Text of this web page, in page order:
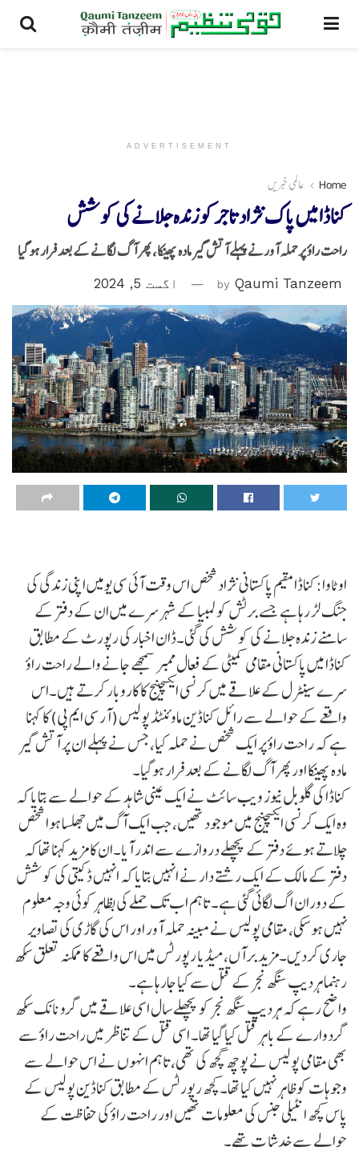
ADVERTISEMENT
Home عالمی خبریں
کناڈا میں پاک نژاد تاجرکو زندہ جلانے کی کوشش
راحت راؤ پرحملہ آورنے پہلے آتش گیر مادہ پھینکا، پھر آگ لگانے کے بعد فرار ہوگیا
by Qaumi Tanzeem اگست 5, 2024
اوٹاوا:کناڈا مقیم پاکستانی نژاد شخص اس وقت آئی سی یومیں اپنی زندگی کی
جنگ لڑ رہا ہے جسے برٹش کولمبیا کے شہر سرے میں ان کے دفتر کے
سامنے زندہ جلانے کی کوشش کی گئی۔ڈان اخبار کی رپورٹ کے مطابق
کناڈا میں پاکستانی مقامی کمیٹی کے فعال ممبر سمجھے جانے والے راحت راؤ
سرے سینٹرل کے علاقے میں کرنسی ایکسچینج کا کاروبار کرتے ہیں۔اس
واقعے کے حوالے سے رائل کناڈین ماوئنٹڈ پولیس (آر سی ایم پی) کا کہنا
ہے کہ راحت راؤ پر ایک شخص نے حملہ کیا، جس نے پہلے ان پر آتش گیر
مادہ پھینکا اور پھر آگ لگانے کے بعد فرار ہوگیا۔
کناڈا کی گلوبل نیوز ویب سائٹ نے ایک عینی شاہد کے حوالے سے بتایا کہ
وہ ایک کرنسی ایکسچینج میں موجود تھیں، جب ایک آگ میں جھلسا ہوا شخص
چلاتے ہوئے دفتر کے پچھلے دروازے سے اندر آیا۔ان کا مزید کہنا تھا کہ
دفتر کے مالک کے ایک رشتے دار نے انہیں بتایا کہ انہیں ڈکیتی کی کوشش
کے دوران اگ لگائی گئی ہے۔ تاہم اب تک حملے کی بظاہر کوئی وجہ معلوم
نہیں ہوسکی، مقامی پولیس نے مبینہ حملہ آور اور اس کی گاڑی کی تصاویر
جاری کردیں۔مزید برآں، میڈیا رپورٹس میں اس واقعے کا ممکنہ تعلق سکھ
رہنما ہردیپ سنگھ نجر کے قتل سے کیا جارہا ہے۔
واضح رہے کہ ہردیپ سنگھ نجر کو پچھلے سال اسی علاقے میں گرو نانک سکھ
گردوارے کے باہر قتل کیا گیا تھا۔ اسی قتل کے تناظر میں راحت راؤ سے
بھی مقامی پولیس نے پوچھ گچھ کی تھی، تاہم انہوں نے اس حوالے سے
وجوہات کو ظاہر نہیں کیا تھا۔کچھ رپورٹس کے مطابق کناڈین پولیس کے
پاس کچھ انٹیلی جنس کی معلومات تھیں اور راحت راؤ کی حفاظت کے
حوالے سے خدشا ت تھے۔